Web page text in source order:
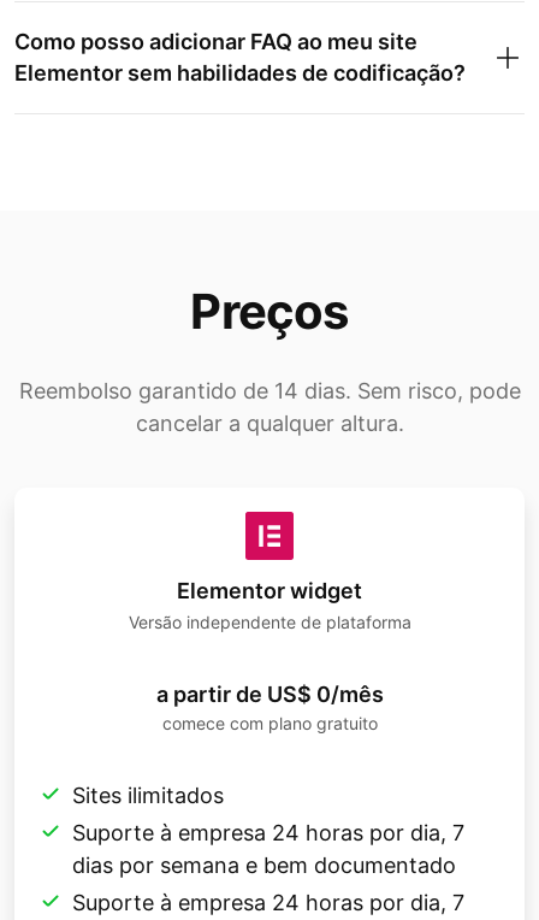
Como posso adicionar FAQ ao meu site
Elementor sem habilidades de codificação?
Preços
Reembolso garantido de 14 dias. Sem risco, pode
cancelar a qualquer altura.
Elementor widget
Versão independente de plataforma
a partir de US$ 0/mês
comece com plano gratuito
Sites ilimitados
Suporte à empresa 24 horas por dia, 7
dias por semana e bem documentado
Suporte à empresa 24 horas por dia, 7